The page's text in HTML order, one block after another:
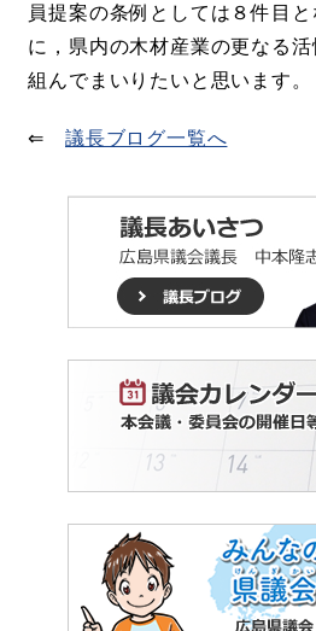
員提案の条例としては８件目
に，県内の木材産業の更なる
組んでまいりたいと思います。
⇐議長ブログ一覧へ